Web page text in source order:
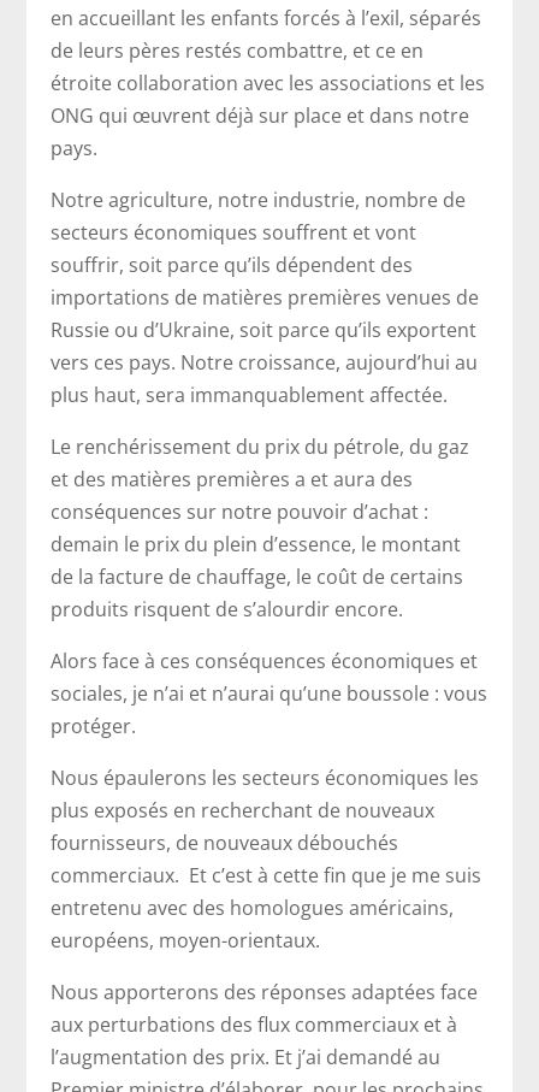
en accueillant les enfants forcés à l’exil, séparés
de leurs pères restés combattre, et ce en
étroite collaboration avec les associations et les
ONG qui œuvrent déjà sur place et dans notre
pays.
Notre agriculture, notre industrie, nombre de
secteurs économiques souffrent et vont
souffrir, soit parce qu’ils dépendent des
importations de matières premières venues de
Russie ou d’Ukraine, soit parce qu’ils exportent
vers ces pays. Notre croissance, aujourd’hui au
plus haut, sera immanquablement affectée.
Le renchérissement du prix du pétrole, du gaz
et des matières premières a et aura des
conséquences sur notre pouvoir d’achat :
demain le prix du plein d’essence, le montant
de la facture de chauffage, le coût de certains
produits risquent de s’alourdir encore.
Alors face à ces conséquences économiques et
sociales, je n’ai et n’aurai qu’une boussole : vous
protéger.
Nous épaulerons les secteurs économiques les
plus exposés en recherchant de nouveaux
fournisseurs, de nouveaux débouchés
commerciaux. Et c’est à cette fin que je me suis
entretenu avec des homologues américains,
européens, moyen-orientaux.
Nous apporterons des réponses adaptées face
aux perturbations des flux commerciaux et à
l’augmentation des prix. Et j’ai demandé au